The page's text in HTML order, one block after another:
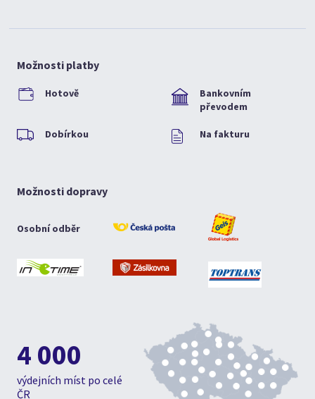
Možnosti platby
Hotově
Bankovním
převodem
Dobírkou Na fakturu
Možnosti dopravy
Osobní odběr
4 000
výdejních míst po celé
ČR